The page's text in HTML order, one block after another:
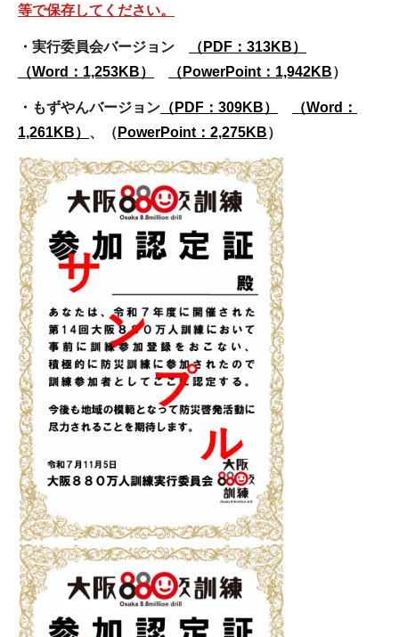
等で保存してください。
・実行委員会バージョン
（PDF：313KB）
（Word：1,253KB）
（PowerPoint：1,942KB）
・もずやんバージョン （PDF：309KB）
（Word：
1,261KB） 、（ PowerPoint：2,275KB）